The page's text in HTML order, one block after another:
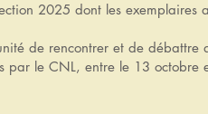
2025 dont les exemplaires
de rencontrer et de débattre
par le CNL, entre le 13 octobre